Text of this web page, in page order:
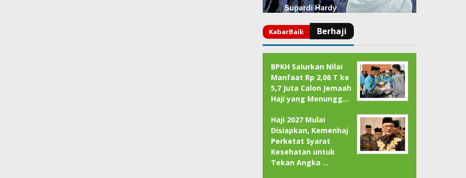
BPKH Salurkan Nilai
Manfaat Rp 2,06 T ke
5,7 Juta Calon Jemaah
Haji yang Menungg…
Haji 2027 Mulai
Disiapkan, Kemenhaj
Perketat Syarat
Kesehatan untuk
Tekan Angka …